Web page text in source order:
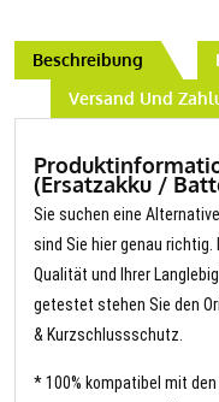
Beschreibung
Versand Und
(Ersatzakku /
Sie suchen eine
sind Sie hier genau richtig.
Qualität und Ihrer
getestet stehen Sie den
& Kurzschlussschutz.
* 100% kompatibel mit